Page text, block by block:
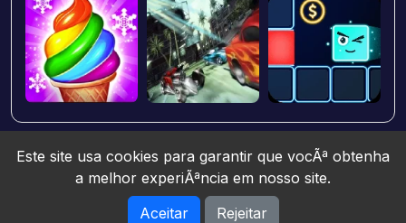
Jogos10 © 2026. All rights reserved.
Este site usa cookies para garantir que vocÃª obtenha
a melhor experiÃªncia em nosso site.
Aceitar
Rejeitar